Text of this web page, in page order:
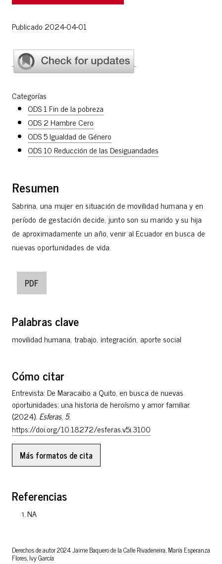
Categorías
ODS 1 Fin de la pobreza
ODS 2 Hambre Cero
ODS 5 Igualdad de Género
ODS 10 Reducción de las Desiguandades
Publicado 2024-04-01
Palabras clave
movilidad humana, trabajo, integración, aporte social
Derechos de autor 2024 Jaime Baquero de la Calle Rivadeneira, María Esperanza
Flores, Ivy García
Cómo citar
Entrevista: De Maracaibo a Quito, en busca de nuevas
oportunidades: una historia de heroísmo y amor familiar.
(2024). Esferas, 5.
https://doi.org/10.18272/esferas.v5i.3100
Más formatos de cita
Resumen
Sabrina, una mujer en situación de movilidad humana y en
período de gestación decide, junto son su marido y su hija
de aproximadamente un año, venir al Ecuador en busca de
nuevas oportunidades de vida.
PDF
Referencias
NA